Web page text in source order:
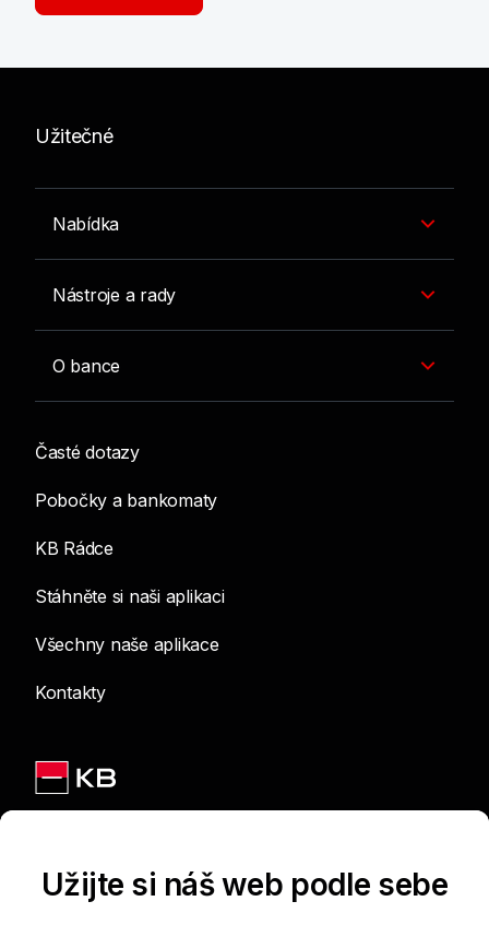
Užitečné
Nabídka
Nástroje a rady
O bance
Časté dotazy
Pobočky a bankomaty
KB Rádce
Stáhněte si naši aplikaci
Všechny naše aplikace
Kontakty
Užijte si náš web podle sebe